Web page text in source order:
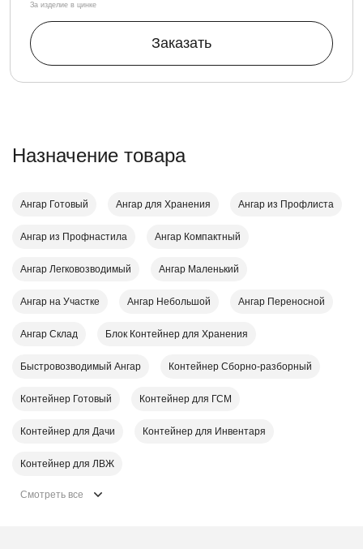
За изделие в цинке
Заказать
Назначение товара
Ангар Готовый Ангар для Хранения Ангар из Профлиста
Ангар из Профнастила Ангар Компактный
Ангар Легковозводимый Ангар Маленький
Ангар на Участке Ангар Небольшой Ангар Переносной
Ангар Склад Блок Контейнер для Хранения
Быстровозводимый Ангар Контейнер Cборно-разборный
Контейнер Готовый Контейнер для ГСМ
Контейнер для Дачи Контейнер для Инвентаря
Контейнер для ЛВЖ
Смотреть все